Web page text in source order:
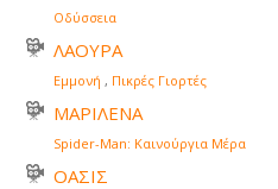
Οδύσσεια
ΛΑΟΥΡΑ
Εμμονή , Πικρές Γιορτές
ΜΑΡΙΛΕΝΑ
Spider-Man: Καινούργια Μέρα
ΟΑΣΙΣ